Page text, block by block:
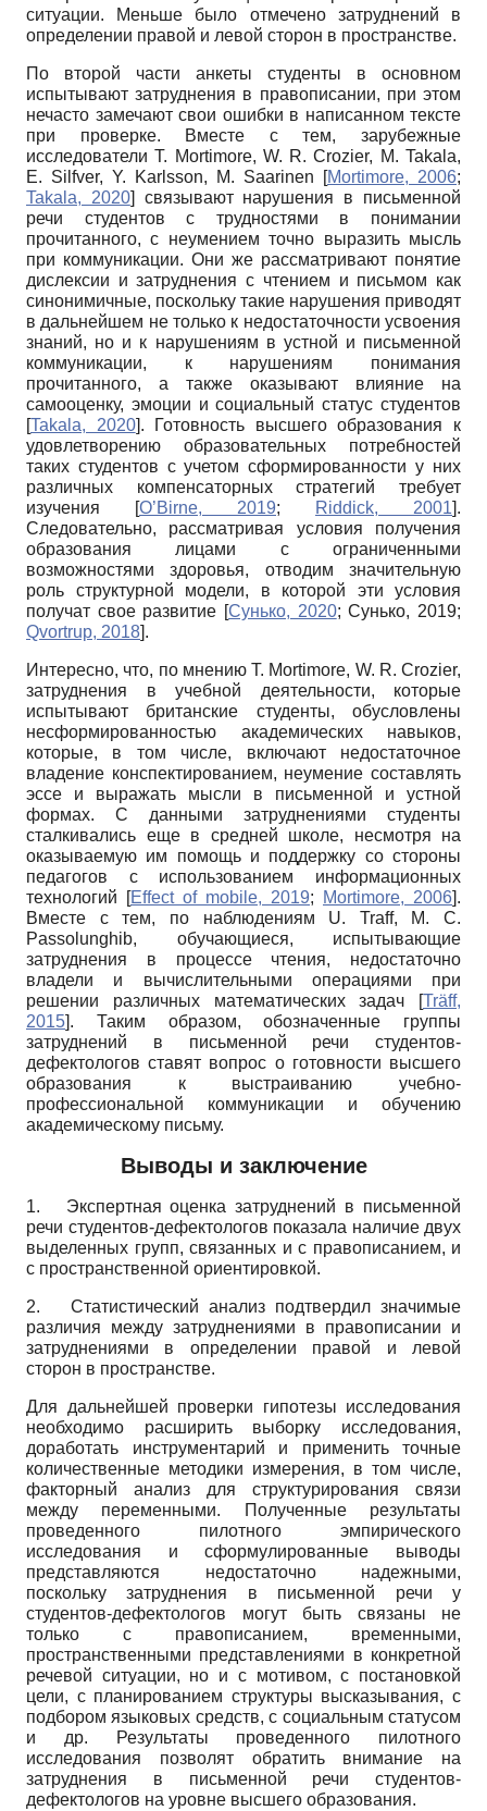
ситуации. Меньше было отмечено затруднений в
определении правой и левой сторон в пространстве.
По второй части анкеты студенты в основном
испытывают затруднения в правописании, при этом
нечасто замечают свои ошибки в написанном тексте
при проверке. Вместе с тем, зарубежные
исследователиT. Mortimore, W. R. Crozier, M. Takala,
E. Silfver, Y. Karlsson, M. Saarinen
[Mortimore, 2006;
Takala, 2020]
связывают нарушения в письменной
речи студентов с трудностями в понимании
прочитанного, с неумением точно выразить мысль
при коммуникации. Они же рассматривают понятие
дислексии и затруднения с чтением и письмом как
синонимичные, поскольку такие нарушения приводят
в дальнейшем не только к недостаточности усвоения
знаний, но и к нарушениям в устной и письменной
коммуникации, к нарушениям понимания
прочитанного, а также оказывают влияние на
самооценку, эмоции и социальный статус студентов
[Takala, 2020]. Готовность высшего образования к
удовлетворению образовательных потребностей
таких студентов с учетом сформированности у них
различных компенсаторных стратегий требует
изучения
[O’Birne, 2019; Riddick, 2001].
Следовательно, рассматривая условия получения
образования лицами с ограниченными
возможностями здоровья, отводим значительную
роль структурной модели, в которой эти условия
получат свое развитие [Сунько, 2020;Сунько, 2019;
Qvortrup, 2018].
Интересно, что, по мнению T. Mortimore, W. R. Crozier,
затруднения в учебной деятельности, которые
испытывают британские студенты, обусловлены
несформированностью академических навыков,
которые, в том числе, включают недостаточное
владение конспектированием, неумение составлять
эссе и выражать мысли в письменной и устной
формах. С данными затруднениями студенты
сталкивались еще в средней школе, несмотря на
оказываемую им помощь и поддержку со стороны
педагогов с использованием информационных
технологий
[Effect of mobile, 2019; Mortimore, 2006].
Вместе с тем, по наблюдениям U. Traff, M. C.
Passolunghib, обучающиеся, испытывающие
затруднения в процессе чтения, недостаточно
владели и вычислительными операциями при
решении различных математических задач
[Träff,
2015]. Таким образом, обозначенные группы
затруднений в письменной речи студентов-
дефектологов ставят вопрос о готовности высшего
образования к выстраиванию учебно­
профессиональной коммуникации и обучению
академическому письму.
Выводы и заключение
1. Экспертная оценка затруднений в письменной
речи студентов-дефектологов показала наличие двух
выделенных групп, связанных и с правописанием, и
с пространственной ориентировкой.
2. Статистический анализ подтвердил значимые
различия между затруднениями в правописании и
затруднениями в определении правой и левой
сторон в пространстве.
Для дальнейшей проверки гипотезы исследования
необходимо расширить выборку исследования,
доработать инструментарий и применить точные
количественные методики измерения, в том числе,
факторный анализ для структурирования связи
между переменными. Полученные результаты
проведенного пилотного эмпирического
исследования и сформулированные выводы
представляются недостаточно надежными,
поскольку затруднения в письменной речи у
студентов-дефектологов могут быть связаны не
только с правописанием, временными,
пространственными представлениями в конкретной
речевой ситуации, но и с мотивом, с постановкой
цели, с планированием структуры высказывания, с
подбором языковых средств, с социальным статусом
и др. Результаты проведенного пилотного
исследования позволят обратить внимание на
затруднения в письменной речи студентов-
дефектологов на уровне высшего образования.